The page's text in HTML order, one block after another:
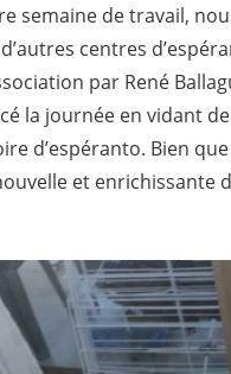
semaine de travail,
centres
par René
la journée en vidant
d’espéranto. Bien
et enrichissante